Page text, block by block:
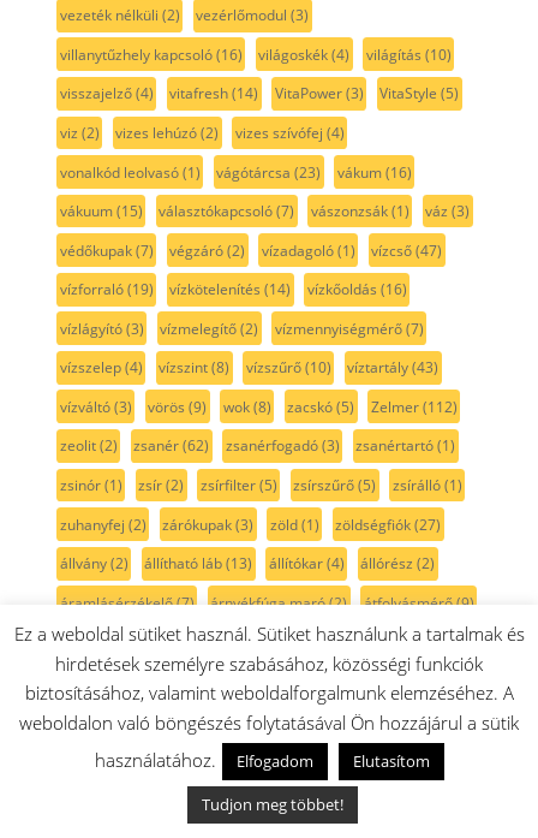
vezeték nélküli (2) vezérlőmodul (3)
villanytűzhely kapcsoló(16) világoskék(4) világítás (10)
visszajelző(4) vitafresh(14) VitaPower(3) VitaStyle (5)
viz (2) vizes lehúzó(2) vizes szívófej (4)
vonalkód leolvasó(1) vágótárcsa (23) vákum(16)
vákuum(15) választókapcsoló(7) vászonzsák(1) váz (3)
védőkupak(7) végzáró(2) vízadagoló(1) vízcső(47)
vízforraló(19) vízkötelenítés (14) vízkőoldás (16)
vízlágyító(3) vízmelegítő(2) vízmennyiségmérő(7)
vízszelep(4) vízszint(8) vízszűrő(10) víztartály(43)
vízváltó(3) vörös (9) wok(8) zacskó(5) Zelmer(112)
zeolit(2) zsanér(62) zsanérfogadó(3) zsanértartó(1)
zsinór(1) zsír(2) zsírfilter(5) zsírszűrő(5) zsírálló(1)
zuhanyfej (2) zárókupak(3) zöld(1) zöldségfiók(27)
állvány(2) állítható láb(13) állítókar(4) állórész (2)
áramlásérzékelő(7) árnyékfúga maró(2) átfolyásmérő(9)
átlátszó(18) áttetsző(1) ázsiai zöldség szeletelő (6)
égőfedél
ékszíj(29) élmaró(2) élvédő(2)
érzékelő (16) óra(5) öblítő adagoló(3) örlőkerék(1)
örlőtárcsa(1) összeépítő keret(1) (5) ürítő(1)
(6) üstdob(9) üstgumi
Ez a weboldal sütiket használ. Sütiket használunk a tartalmak és
hirdetések személyre szabásához, közösségi funkciók
biztosításához, valamint weboldalforgalmunk elemzéséhez. A
weboldalon való böngészés folytatásával Ön hozzájárul a sütik
használatához.
Elfogadom
Elutasítom
Tudjon meg többet!